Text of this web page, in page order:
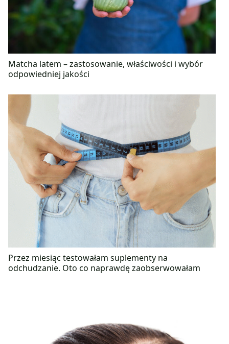
Matcha latem – zastosowanie, właściwości i wybór
odpowiedniej jakości
Przez miesiąc testowałam suplementy na
odchudzanie. Oto co naprawdę zaobserwowałam